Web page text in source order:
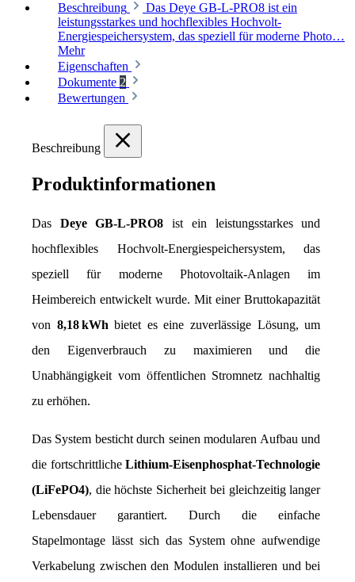
Beschreibung
Das Deye GB-L-PRO8 ist ein
leistungsstarkes und hochflexibles Hochvolt-
Energiespeichersystem, das speziell für moderne Photo…
Mehr
Eigenschaften
Dokumente 2
Bewertungen
Beschreibung
Produktinformationen
Das Deye GB-L-PRO8 ist ein leistungsstarkes und
hochflexibles Hochvolt-Energiespeichersystem, das
speziell für moderne Photovoltaik-Anlagen im
Heimbereich entwickelt wurde. Mit einer Bruttokapazität
von 8,18 kWh bietet es eine zuverlässige Lösung, um
den Eigenverbrauch zu maximieren und die
Unabhängigkeit vom öffentlichen Stromnetz nachhaltig
zu erhöhen.
Das System besticht durch seinen modularen Aufbau und
die fortschrittliche Lithium-Eisenphosphat-Technologie
(LiFePO4), die höchste Sicherheit bei gleichzeitig langer
Lebensdauer garantiert. Durch die einfache
Stapelmontage lässt sich das System ohne aufwendige
Verkabelung zwischen den Modulen installieren und bei